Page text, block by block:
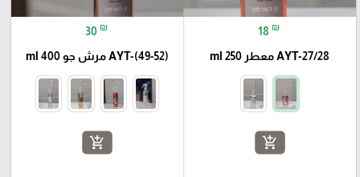
18 ₪
AYT-27/28 معطر 250 ml
add_shopping_cart
30 ₪
AYT-(49-52) مرش جو 400 ml
add_shopping_cart